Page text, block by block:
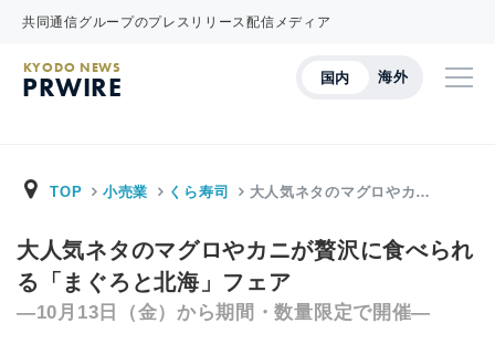
共同通信グループのプレスリリース配信メディア
国内 海外
KYODO NEWS
PRWIRE
TOP 小売業 くら寿司 大人気ネタのマグロやカ…
大人気ネタのマグロやカニが贅沢に食べられ
る「まぐろと北海」フェア
―10月13日（金）から期間・数量限定で開催―